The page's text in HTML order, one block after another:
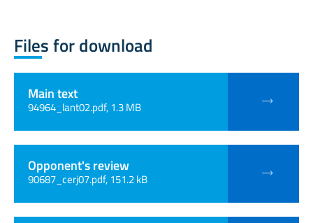
Files for download
Main text
94964_lant02.pdf, 1.3 MB
Opponent's review
90687_cerj07.pdf, 151.2 kB